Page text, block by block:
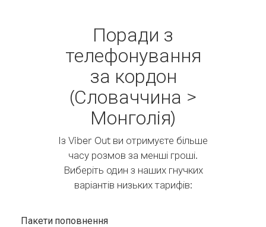
Поради з
телефонування
за кордон
(Словаччина >
Монголія)
Із Viber Out ви отримуєте більше
часу розмов за менші гроші.
Виберіть один з наших гнучких
варіантів низьких тарифів:
Пакети поповнення